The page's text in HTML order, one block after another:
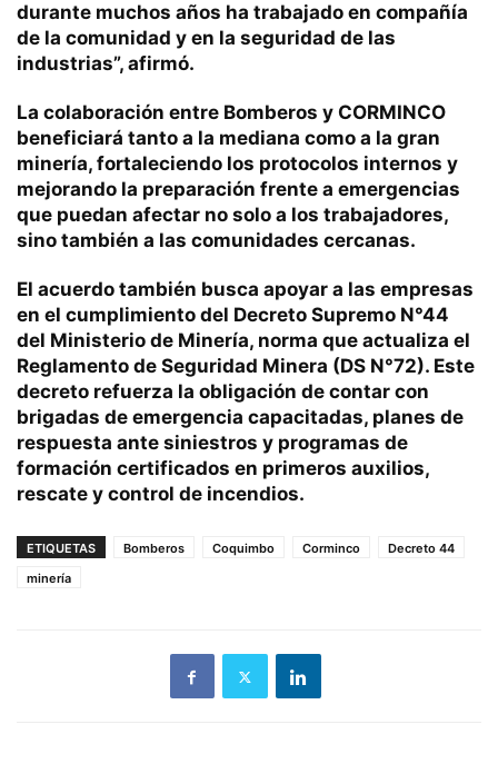
durante muchos años ha trabajado en compañía
de la comunidad y en la seguridad de las
industrias”, afirmó.
La colaboración entre Bomberos y CORMINCO
beneficiará tanto a la mediana como a la gran
minería, fortaleciendo los protocolos internos y
mejorando la preparación frente a emergencias
que puedan afectar no solo a los trabajadores,
sino también a las comunidades cercanas.
El acuerdo también busca apoyar a las empresas
en el cumplimiento del Decreto Supremo N°44
del Ministerio de Minería, norma que actualiza el
Reglamento de Seguridad Minera (DS N°72). Este
decreto refuerza la obligación de contar con
brigadas de emergencia capacitadas, planes de
respuesta ante siniestros y programas de
formación certificados en primeros auxilios,
rescate y control de incendios.
ETIQUETAS Bomberos Coquimbo Corminco
Decreto 44
minería